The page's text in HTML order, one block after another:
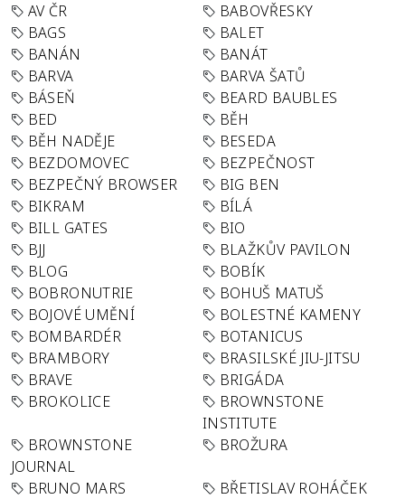
AV ČR
BABOVŘESKY
BAGS
BALET
BANÁN
BANÁT
BARVA
BARVA ŠATŮ
BÁSEŇ
BEARD BAUBLES
BED
BĚH
BĚH NADĚJE
BESEDA
BEZDOMOVEC
BEZPEČNOST
BEZPEČNÝ BROWSER
BIG BEN
BIKRAM
BÍLÁ
BILL GATES
BIO
BJJ
BLAŽKŮV PAVILON
BLOG
BOBÍK
BOBRONUTRIE
BOHUŠ MATUŠ
BOJOVÉ UMĚNÍ
BOLESTNÉ KAMENY
BOMBARDÉR
BOTANICUS
BRAMBORY
BRASILSKÉ JIU-JITSU
BRAVE
BRIGÁDA
BROKOLICE
BROWNSTONE
INSTITUTE
BROWNSTONE
JOURNAL
BROŽURA
BRUNO MARS
BŘETISLAV ROHÁČEK